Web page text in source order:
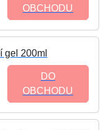
OBCHODU
gel 200ml
DO
OBCHODU